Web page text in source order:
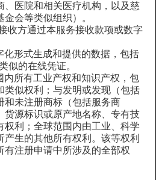
、医院和相关医疗机构，以及慈
金会等类似组织）。
收方通过本服务接收款项或数字
化形式生成和提供的数据，包括
似的在线凭证。
内所有工业产权和知识产权，包
类似权利；与发明或发现（包括
和未注册商标（包括服务商
货源标识或原产地名称、专有技
权利；全球范围内由工业、科学
生的其他所有权利。该等权利
有注册申请中所涉及的全部权